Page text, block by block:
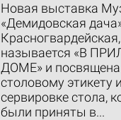
Новая выставка
«Демидовская
называется «В
ДОМЕ» и посвящена
столовому этикету и
сервировке стола,
были приняты в...